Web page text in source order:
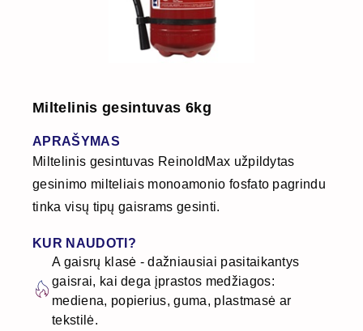
Miltelinis gesintuvas 6kg
APRAŠYMAS
Miltelinis gesintuvas ReinoldMax užpildytas
gesinimo milteliais monoamonio fosfato pagrindu
tinka visų tipų gaisrams gesinti.
KUR NAUDOTI?
A gaisrų klasė - dažniausiai pasitaikantys
gaisrai, kai dega įprastos medžiagos:
mediena, popierius, guma, plastmasė ar
tekstilė.